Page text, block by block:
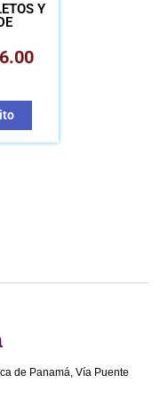
Y
6.00
de Panamá, Vía Puente